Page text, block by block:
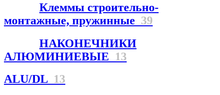
Клеммы строительно-
монтажные, пружинные 39
НАКОНЕЧНИКИ
АЛЮМИНИЕВЫЕ 13
ALU/DL 13